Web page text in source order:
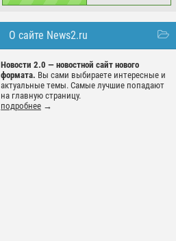
О сайте News2.ru
Новости 2.0 — новостной сайт нового
формата. Вы сами выбираете интересные и
актуальные темы. Самые лучшие попадают
на главную страницу.
подробнее →